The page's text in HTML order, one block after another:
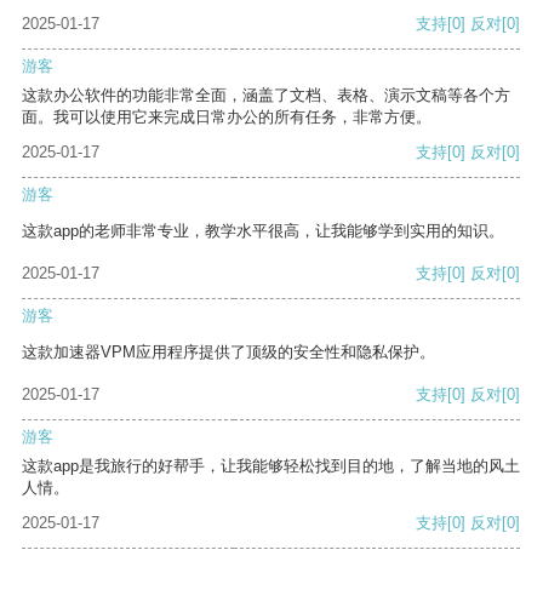
2025-01-17
支持[0] 反对[0]
游客
这款办公软件的功能非常全面，涵盖了文档、表格、演示文稿等各个方
面。我可以使用它来完成日常办公的所有任务，非常方便。
2025-01-17
支持[0] 反对[0]
游客
这款app的老师非常专业，教学水平很高，让我能够学到实用的知识。
2025-01-17 支持[0] 反对[0]
游客
这款加速器VPM应用程序提供了顶级的安全性和隐私保护。
2025-01-17 支持[0] 反对[0]
游客
这款app是我旅行的好帮手，让我能够轻松找到目的地，了解当地的风土
人情。
2025-01-17
支持[0] 反对[0]